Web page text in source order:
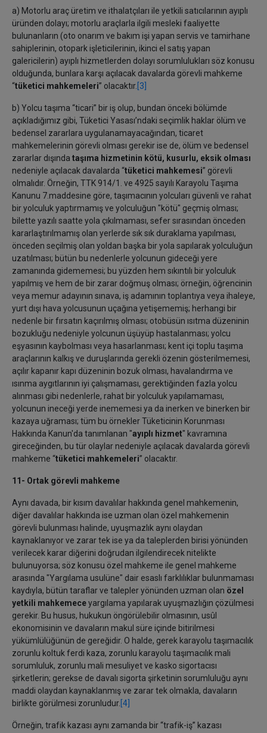
a) Motorlu araç üretim ve ithalatçıları ile yetkili satıcılarının ayıplı
üründen dolayı; motorlu araçlarla ilgili mesleki faaliyette
bulunanların (oto onarım ve bakım işi yapan servis ve tamirhane
sahiplerinin, otopark işleticilerinin, ikinci el satış yapan
galericilerin) ayıplı hizmetlerden dolayı sorumlulukları söz konusu
olduğunda, bunlara karşı açılacak davalarda görevli mahkeme
“tüketici mahkemeleri” olacaktır. [3]
b) Yolcu taşıma “ticari” bir iş olup, bundan önceki bölümde
açıkladığımız gibi, Tüketici Yasası’ndaki seçimlik haklar ölüm ve
bedensel zararlara uygulanamayacağından, ticaret
mahkemelerinin görevli olması gerekir ise de, ölüm ve bedensel
zararlar dışında taşıma hizmetinin kötü, kusurlu, eksik olması
nedeniyle açılacak davalarda “tüketici mahkemesi” görevli
olmalıdır. Örneğin, TTK 914/1. ve 4925 sayılı Karayolu Taşıma
Kanunu 7.maddesine göre, taşımacının yolcuları güvenli ve rahat
bir yolculuk yaptırmamış ve yolculuğun "kötü" geçmiş olması;
bilette yazılı saatte yola çıkılmaması, sefer sırasından önceden
kararlaştırılmamış olan yerlerde sık sık duraklama yapılması,
önceden seçilmiş olan yoldan başka bir yola sapılarak yolculuğun
uzatılması; bütün bu nedenlerle yolcunun gideceği yere
zamanında gidememesi; bu yüzden hem sıkıntılı bir yolculuk
yapılmış ve hem de bir zarar doğmuş olması; örneğin, öğrencinin
veya memur adayının sınava, iş adamının toplantıya veya ihaleye,
yurt dışı hava yolcusunun uçağına yetişememiş; herhangi bir
nedenle bir fırsatın kaçırılmış olması; otobüsün ısıtma düzeninin
bozukluğu nedeniyle yolcunun üşüyüp hastalanması; yolcu
eşyasının kaybolması veya hasarlanması; kent içi toplu taşıma
araçlarının kalkış ve duruşlarında gerekli özenin gösterilmemesi,
açılır kapanır kapı düzeninin bozuk olması, havalandırma ve
ısınma aygıtlarının iyi çalışmaması, gerektiğinden fazla yolcu
alınması gibi nedenlerle, rahat bir yolculuk yapılamaması,
yolcunun ineceği yerde inememesi ya da inerken ve binerken bir
kazaya uğraması; tüm bu örnekler Tüketicinin Korunması
Hakkında Kanun'da tanımlanan "ayıplı hizmet" kavramına
gireceğinden, bu tür olaylar nedeniyle açılacak davalarda görevli
mahkeme “tüketici mahkemeleri” olacaktır.
11- Ortak görevli mahkeme
Aynı davada, bir kısım davalılar hakkında genel mahkemenin,
diğer davalılar hakkında ise uzman olan özel mahkemenin
görevli bulunması halinde, uyuşmazlık aynı olaydan
kaynaklanıyor ve zarar tek ise ya da taleplerden birisi yönünden
verilecek karar diğerini doğrudan ilgilendirecek nitelikte
bulunuyorsa; söz konusu özel mahkeme ile genel mahkeme
arasında "Yargılama usulüne" dair esaslı farklılıklar bulunmaması
kaydıyla, bütün taraflar ve talepler yönünden uzman olan özel
yetkili mahkemeceyargılama yapılarak uyuşmazlığın çözülmesi
gerekir. Bu husus, hukukun öngörülebilir olmasının, usûl
ekonomisinin ve davaların makul süre içinde bitirilmesi
yükümlülüğünün de gereğidir. O halde, gerek karayolu taşımacılık
zorunlu koltuk ferdi kaza, zorunlu karayolu taşımacılık mali
sorumluluk, zorunlu mali mesuliyet ve kasko sigortacısı
şirketlerin; gerekse de davalı sigorta şirketinin sorumluluğu aynı
maddi olaydan kaynaklanmış ve zarar tek olmakla, davaların
birlikte görülmesi zorunludur. [4]
Örneğin, trafik kazası aynı zamanda bir “trafik-iş” kazası